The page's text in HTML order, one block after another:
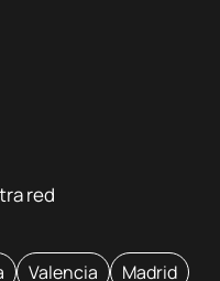
red
Valencia Madrid